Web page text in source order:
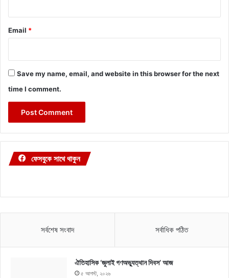
Email *
Save my name, email, and website in this browser for the next
time I comment.
ফেসবুকে সাথে থাকুন
সর্বশেষ সংবাদ সর্বাধিক পঠিত
ঐতিহাসিক ‘জুলাই গণঅভ্যুত্থান দিবস’ আজ
৫ আগস্ট, ২০২৬